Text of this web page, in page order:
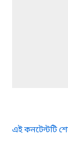
এই কনটেন্টটি